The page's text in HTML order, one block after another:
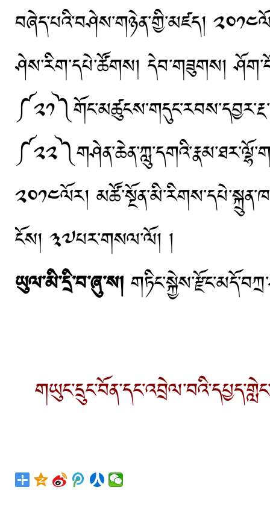
བཞེད་པའི་བཤེས་གཉེན་གྱི་མཛད།
ཤེས་རིག་དཔེ་ཚོགས། དེབ་གཟུགས།
༢༠༡༤ལོར།
ངོས། ༣༧པར་གསལ་ལོ། །
ཡུལ་མི་དྲི་བ་ཞུ་ས།